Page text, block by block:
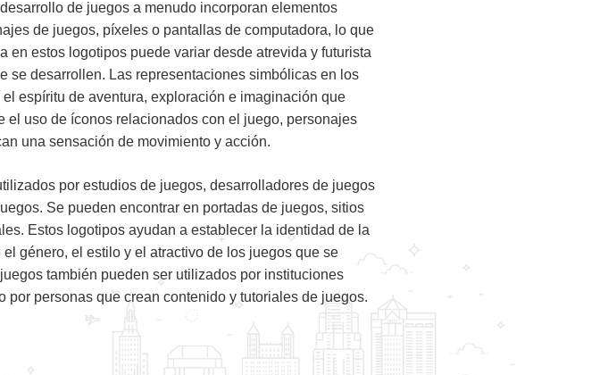
de juegos a menudo incorporan elementos
de juegos, píxeles o pantallas de computadora, lo que
estos logotipos puede variar desde atrevida y futurista
se desarrollen. Las representaciones simbólicas en los
espíritu de aventura, exploración e imaginación que
uso de íconos relacionados con el juego, personajes
una sensación de movimiento y acción.
por estudios de juegos, desarrolladores de juegos
Se pueden encontrar en portadas de juegos, sitios
Estos logotipos ayudan a establecer la identidad de la
género, el estilo y el atractivo de los juegos que se
también pueden ser utilizados por instituciones
personas que crean contenido y tutoriales de juegos.